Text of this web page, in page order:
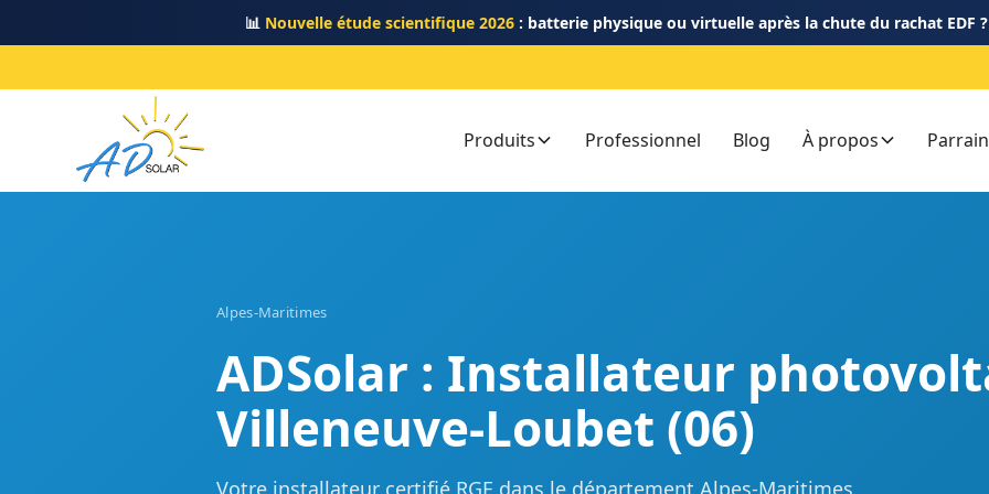
📊 Nouvelle étude scientifique 2026: batterie physique ou virtuelle après la chute du rachat EDF ?
Produits Professionnel Blog À propos
Alpes-Maritimes
ADSolar : Installateur
Villeneuve-Loubet (06)
Votre installateur certifié RGE dans le département Alpes-Maritimes